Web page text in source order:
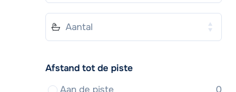
Afstand tot de piste
Aan de piste
0